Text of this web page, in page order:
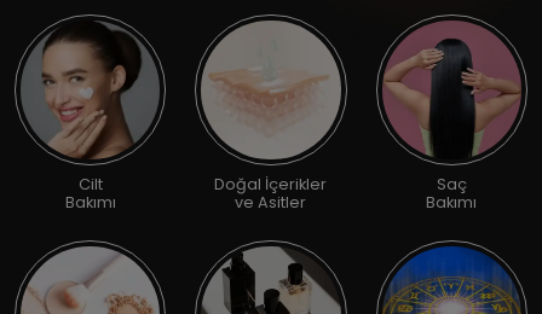
Cilt
Bakımı
Doğal İçerikler
ve Asitler
Saç
Bakımı